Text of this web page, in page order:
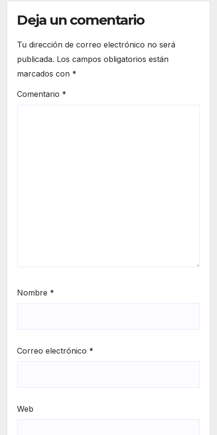
Deja un comentario
Tu dirección de correo electrónico no será
publicada. Los campos obligatorios están
marcados con *
Comentario *
Nombre *
Correo electrónico *
Web